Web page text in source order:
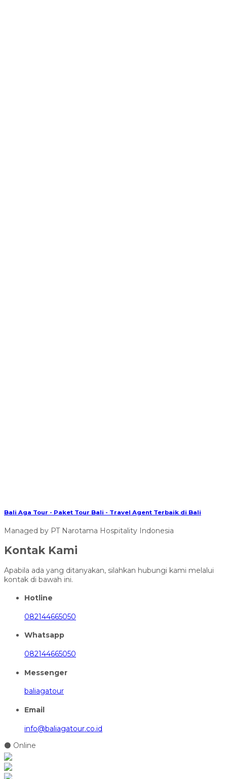
Bali Aga Tour - Paket Tour Bali - Travel Agent Terbaik di Bali
Managed by PT Narotama Hospitality Indonesia
Kontak Kami
Apabila ada yang ditanyakan, silahkan hubungi kami melalui
kontak di bawah ini.
Hotline
082144665050
Whatsapp
082144665050
Messenger
baliagatour
Email
info@baliagatour.co.id
⚫ Online